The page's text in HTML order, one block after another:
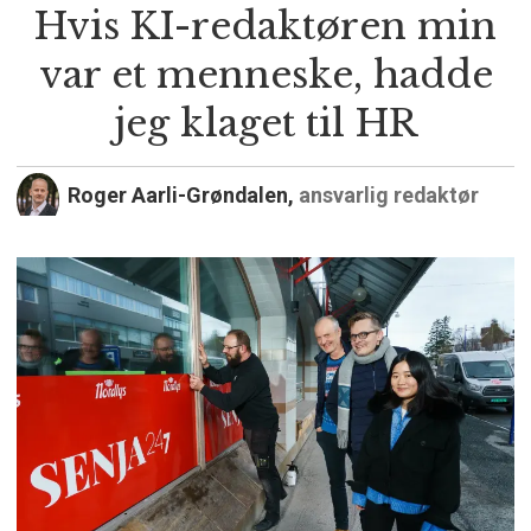
Hvis KI-redaktøren min
var et menneske, hadde
jeg klaget til HR
Roger Aarli-Grøndalen, ansvarlig redaktør